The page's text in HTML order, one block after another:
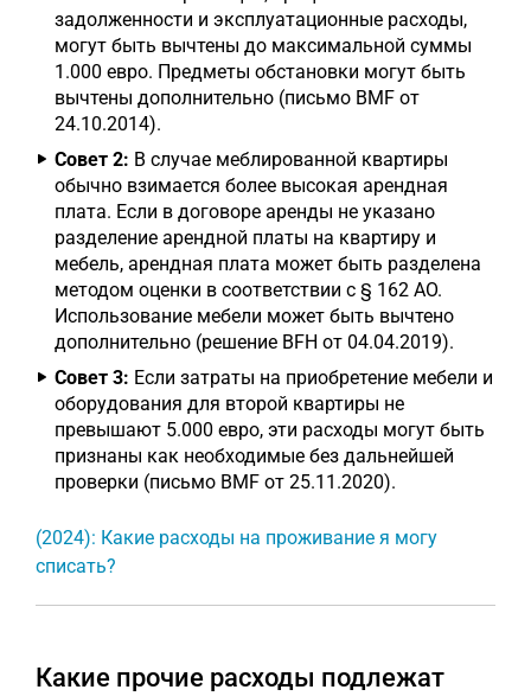
задолженности и эксплуатационные расходы,
могут быть вычтены до максимальной суммы
1.000 евро. Предметы обстановки могут быть
вычтены дополнительно (письмо BMF от
24.10.2014).
Совет 2: В случае меблированной квартиры
обычно взимается более высокая арендная
плата. Если в договоре аренды не указано
разделение арендной платы на квартиру и
мебель, арендная плата может быть разделена
методом оценки в соответствии с § 162 AO.
Использование мебели может быть вычтено
дополнительно (решение BFH от 04.04.2019).
Совет 3: Если затраты на приобретение мебели и
оборудования для второй квартиры не
превышают 5.000 евро, эти расходы могут быть
признаны как необходимые без дальнейшей
проверки (письмо BMF от 25.11.2020).
(2024): Какие расходы на проживание я могу
списать?
Какие прочие расходы подлежат